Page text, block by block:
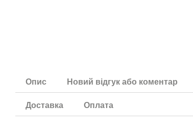
Опис Новий відгук або коментар
Доставка Оплата